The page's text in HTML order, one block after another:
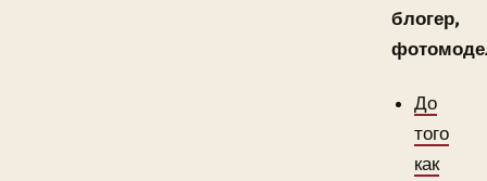
блогер,
До
того
как